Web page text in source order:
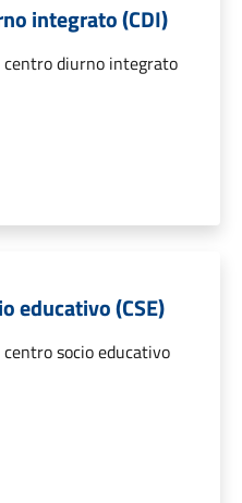
integrato (CDI)
centro diurno integrato
educativo (CSE)
socio educativo